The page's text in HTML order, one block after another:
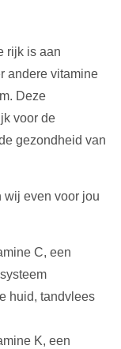
rijk is aan
andere vitamine
Deze
voor de
gezondheid van
wij even voor jou
C, een
huid, tandvlees
K, een